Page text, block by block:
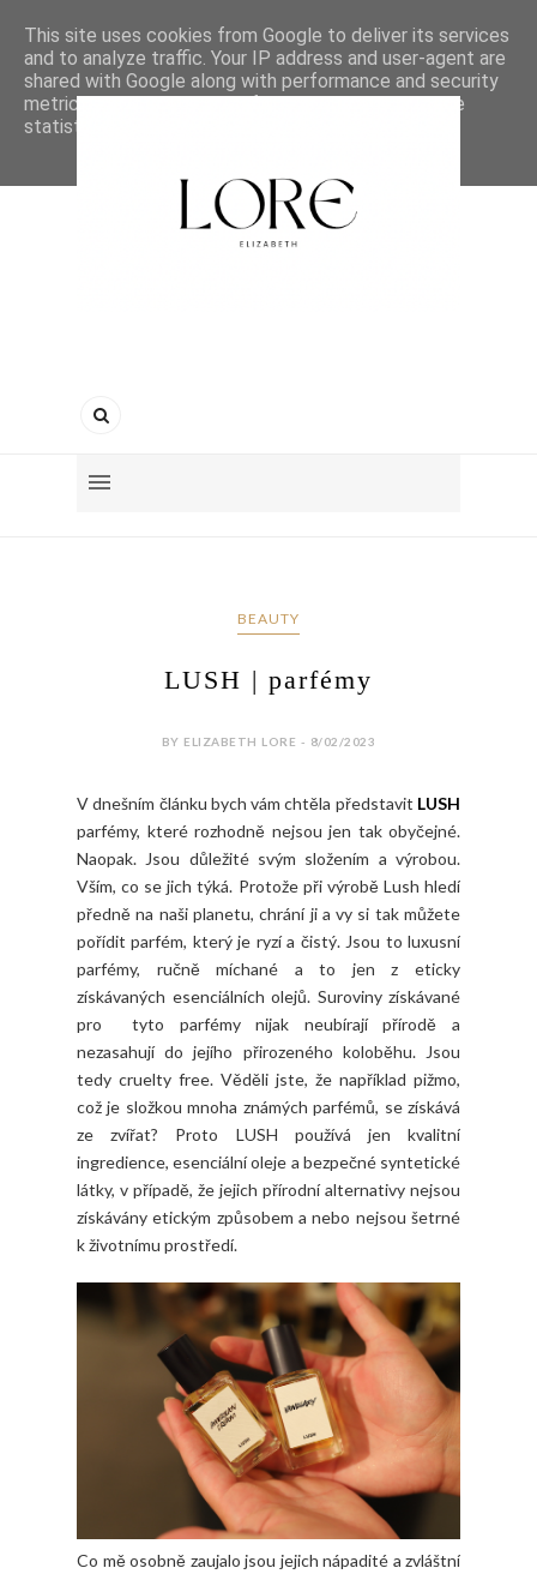
BEAUTY
LUSH | parfémy
BY ELIZABETH LORE - 8/02/2023
V dnešním článku bych vám chtěla představit LUSH
parfémy, které rozhodně nejsou jen tak obyčejné.
Naopak. Jsou důležité svým složením a výrobou.
Vším, co se jich týká. Protože při výrobě Lush hledí
předně na naši planetu, chrání ji a vy si tak můžete
pořídit parfém, který je ryzí a čistý. Jsou to luxusní
parfémy, ručně míchané a to jen z eticky
získávaných esenciálních olejů. Suroviny získávané
pro tyto parfémy nijak neubírají přírodě a
nezasahují do jejího přirozeného koloběhu. Jsou
tedy cruelty free. Věděli jste, že například pižmo,
což je složkou mnoha známých parfémů, se získává
ze zvířat? Proto LUSH používá jen kvalitní
ingredience, esenciální oleje a bezpečné syntetické
látky, v případě, že jejich přírodní alternativy nejsou
získávány etickým způsobem a nebo nejsou šetrné
k životnímu prostředí.
Co mě osobně zaujalo jsou jejich nápadité a zvláštní
This site uses cookies from Google to deliver its services
and to analyze traffic. Your IP address and user-agent are
shared with Google along with performance and security
metrics to ensure quality of service, generate usage
statistics, and to detect and address abuse.